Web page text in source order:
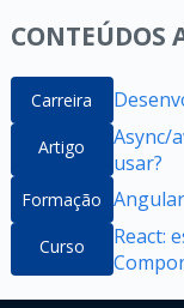
CONTEÚDOS
Carreira
Artigo
Async/
usar?
Formação
Curso
React: